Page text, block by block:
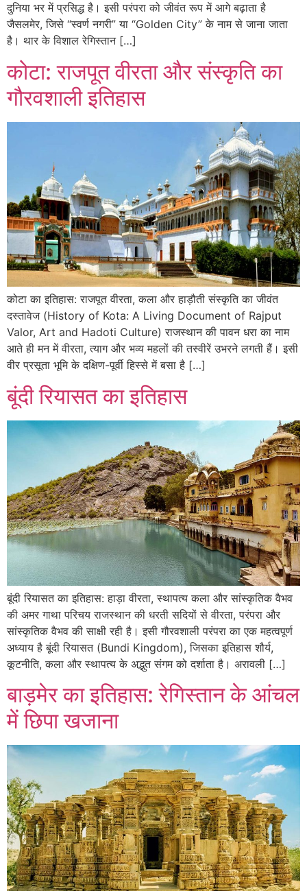
दुनिया भर में प्रसिद्ध है। इसी परंपरा को जीवंत रूप में आगे बढ़ाता है
जैसलमेर, जिसे “स्वर्ण नगरी” या “Golden City” के नाम से जाना जाता
है। थार के विशाल रेगिस्तान […]
कोटा: राजपूत वीरता और संस्कृति का
गौरवशाली इतिहास
कोटा का इतिहास: राजपूत वीरता, कला और हाड़ौती संस्कृति का जीवंत
दस्तावेज (History of Kota: A Living Document of Rajput
Valor, Art and Hadoti Culture) राजस्थान की पावन धरा का नाम
आते ही मन में वीरता, त्याग और भव्य महलों की तस्वीरें उभरने लगती हैं। इसी
वीर प्रसूता भूमि के दक्षिण-पूर्वी हिस्से में बसा है […]
बूंदी रियासत का इतिहास
बूंदी रियासत का इतिहास: हाड़ा वीरता, स्थापत्य कला और सांस्कृतिक वैभव
की अमर गाथा परिचय राजस्थान की धरती सदियों से वीरता, परंपरा और
सांस्कृतिक वैभव की साक्षी रही है। इसी गौरवशाली परंपरा का एक महत्वपूर्ण
अध्याय है बूंदी रियासत (Bundi Kingdom), जिसका इतिहास शौर्य,
कूटनीति, कला और स्थापत्य के अद्भुत संगम को दर्शाता है। अरावली […]
बाड़मेर का इतिहास: रेगिस्तान के आंचल
में छिपा खजाना